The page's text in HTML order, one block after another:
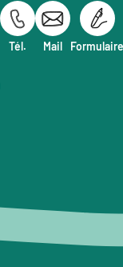
Tél. Mail Formulaire